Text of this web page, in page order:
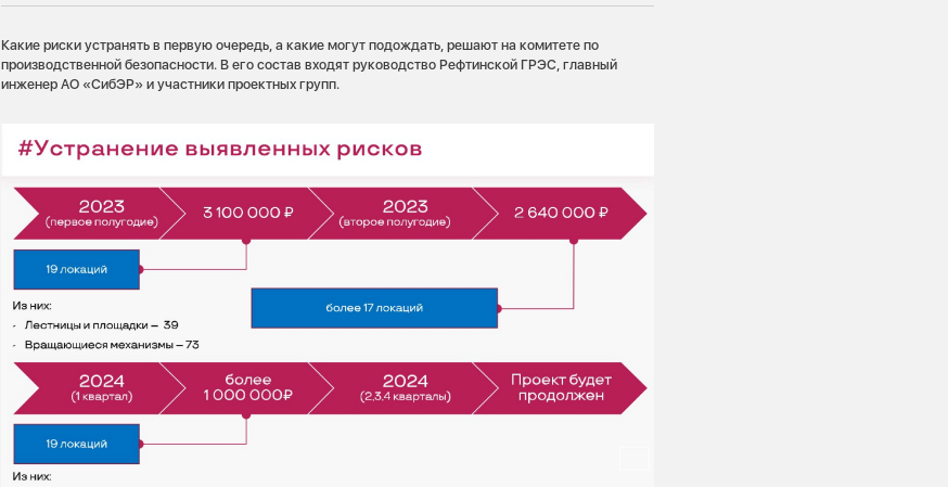
Какие риски устранять в первую очередь, а какие могут подождать, решают на комитете по
производственной безопасности. В его состав входят руководство Рефтинской ГРЭС, главный
инженер АО «СибЭР» и участники проектных групп.